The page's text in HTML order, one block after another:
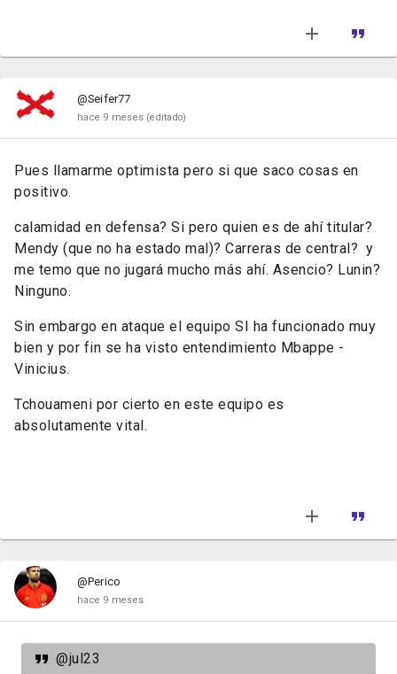
@Seifer77
hace 9 meses (editado)
Pues llamarme optimista pero si que saco cosas en
positivo.
calamidad en defensa? Si pero quien es de ahí titular?
Mendy (que no ha estado mal)? Carreras de central? y
me temo que no jugará mucho más ahí. Asencio? Lunin?
Ninguno.
Sin embargo en ataque el equipo SI ha funcionado muy
bien y por fin se ha visto entendimiento Mbappe -
Vinicius.
Tchouameni por cierto en este equipo es
absolutamente vital.
@Perico
hace 9 meses
@jul23